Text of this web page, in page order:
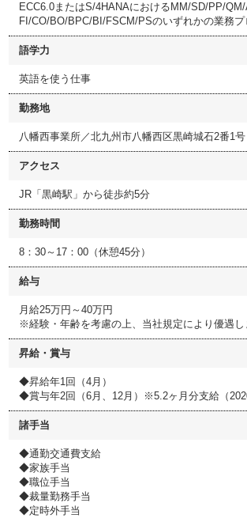
ECC6.0またはS/4HANAにおけるMM/SD/PP/QM/
FI/CO/BO/BPC/BI/FSCM/PSのいずれかの業務
語学力
英語を使う仕事
勤務地
八幡西事業所／北九州市八幡西区黒崎城石2番1号
アクセス
JR「黒崎駅」から徒歩約5分
勤務時間
8：30～17：00（休憩45分）
給与
月給25万円～40万円
※経験・年齢を考慮の上、当社規定により優遇し
昇給・賞与
◆昇給年1回（4月）
◆賞与年2回（6月、12月）※5.2ヶ月分支給（
諸手当
◆通勤交通費支給
◆家族手当
◆職位手当
◆裁量勤務手当
◆定時外手当